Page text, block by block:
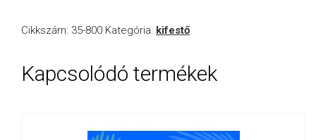
Cikkszám: 35-800 Kategória: kifestő
Kapcsolódó termékek